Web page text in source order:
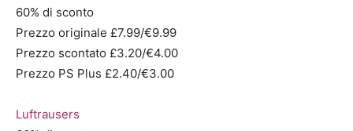
60% di sconto
Prezzo originale £7.99/€9.99
Prezzo scontato £3.20/€4.00
Prezzo PS Plus £2.40/€3.00
Luftrausers